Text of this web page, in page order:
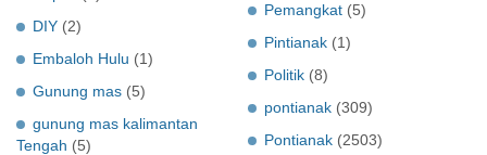
DIY (2)
Embaloh Hulu (1)
Gunung mas (5)
gunung mas kalimantan
Tengah (5)
Pemangkat (5)
Pintianak (1)
Politik (8)
pontianak (309)
Pontianak (2503)